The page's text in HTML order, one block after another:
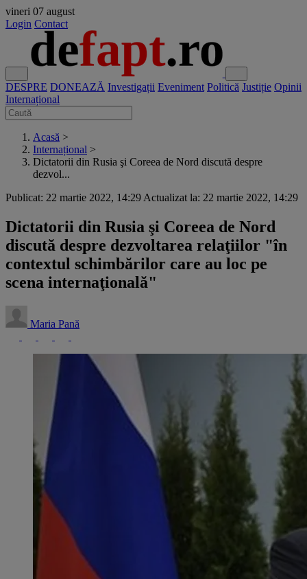
vineri 07 august
Login Contact
DESPRE DONEAZĂ Investigații Eveniment Politică Justiție Opinii
Internațional
Acasă >
Internațional >
Dictatorii din Rusia şi Coreea de Nord discută despre
dezvol...
Publicat: 22 martie 2022, 14:29 Actualizat la: 22 martie 2022, 14:29
Dictatorii din Rusia şi Coreea de Nord
discută despre dezvoltarea relaţiilor "în
contextul schimbărilor care au loc pe
scena internaţională"
Maria Pană